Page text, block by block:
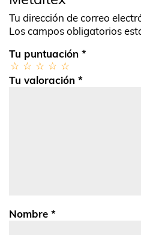
Tu dirección de correo
Los campos obligatorios
Tu puntuación *
Tu valoración *
Nombre *